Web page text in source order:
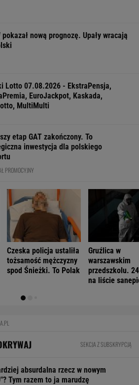
pokazał nową prognozę. Upały wracają
Lotto 07.08.2026 - EkstraPensja,
EuroJackpot, Kaskada,
MultiMulti
etap GAT zakończony. To
inwestycja dla polskiego
PROMOCYJNY
Czeska policja ustaliła
tożsamość mężczyzny
spod Śnieżki. To Polak
Gruźlica w
warszawskim
przedszkolu.
na liście
SEKCJA Z SUBSKRYPCJĄ
absurdalna rzecz w nowym
Tym razem to ja marudzę